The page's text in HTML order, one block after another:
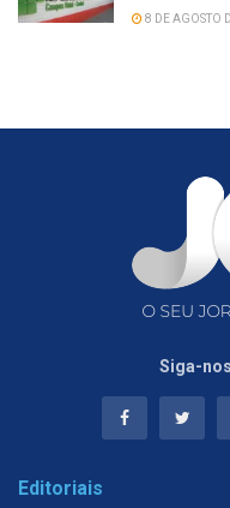
8 DE AGOSTO
Siga-
Editoriais